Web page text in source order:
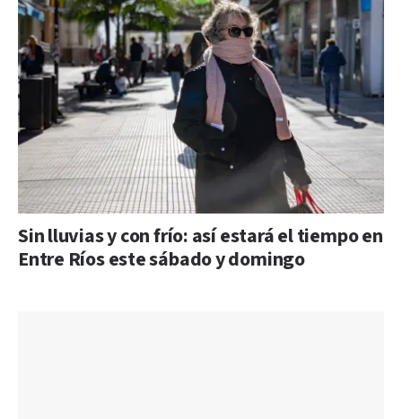
Sin lluvias y con frío: así estará el tiempo en
Entre Ríos este sábado y domingo